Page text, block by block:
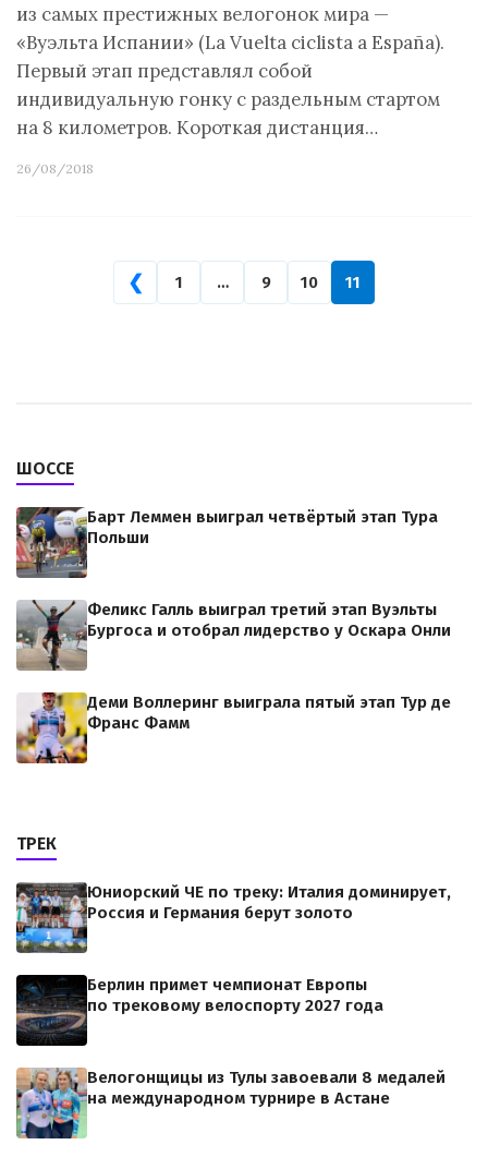
из самых престижных велогонок мира —
«Вуэльта Испании» (La Vuelta ciclista a España).
Первый этап представлял собой
индивидуальную гонку с раздельным стартом
на 8 километров. Короткая дистанция…
26/08/2018
❮ 1 … 9 10 11
ШОССЕ
Барт Леммен выиграл четвёртый этап Тура
Польши
Феликс Галль выиграл третий этап Вуэльты
Бургоса и отобрал лидерство у Оскара Онли
Деми Воллеринг выиграла пятый этап Тур де
Франс Фамм
ТРЕК
Юниорский ЧЕ по треку: Италия доминирует,
Россия и Германия берут золото
Берлин примет чемпионат Европы
по трековому велоспорту 2027 года
Велогонщицы из Тулы завоевали 8 медалей
на международном турнире в Астане